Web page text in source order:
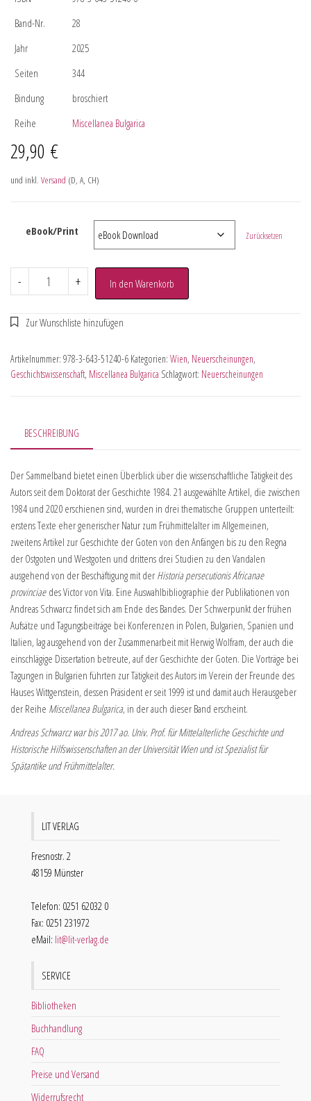
Band-Nr.
28
Jahr
2025
Seiten
344
Bindung
broschiert
Reihe
Miscellanea Bulgarica
29,90 €
und inkl. Versand (D, A, CH)
eBook/Print Zurücksetzen
- + In den Warenkorb
Artikelnummer: 978-3-643-51240-6 Kategorien: Wien, Neuerscheinungen,
Geschichtswissenschaft, Miscellanea Bulgarica Schlagwort: Neuerscheinungen
BESCHREIBUNG
Der Sammelband bietet einen Überblick über die wissenschaftliche Tätigkeit des
Autors seit dem Doktorat der Geschichte 1984. 21 ausgewählte Artikel, die zwischen
1984 und 2020 erschienen sind, wurden in drei thematische Gruppen unterteilt:
erstens Texte eher generischer Natur zum Frühmittelalter im Allgemeinen,
zweitens Artikel zur Geschichte der Goten von den Anfängen bis zu den Regna
der Ostgoten und Westgoten und drittens drei Studien zu den Vandalen
ausgehend von der Beschäftigung mit der Historia persecutionis Africanae
provinciaedes Victor von Vita. Eine Auswahlbibliographie der Publikationen von
Andreas Schwarcz findet sich am Ende des Bandes. Der Schwerpunkt der frühen
Aufsätze und Tagungsbeiträge bei Konferenzen in Polen, Bulgarien, Spanien und
Italien, lag ausgehend von der Zusammenarbeit mit Herwig Wolfram, der auch die
einschlägige Dissertation betreute, auf der Geschichte der Goten. Die Vorträge bei
Tagungen in Bulgarien führten zur Tätigkeit des Autors im Verein der Freunde des
Hauses Wittgenstein, dessen Präsident er seit 1999 ist und damit auch Herausgeber
der Reihe Miscellanea Bulgarica, in der auch dieser Band erscheint.
Andreas Schwarcz war bis 2017 ao. Univ. Prof. für Mittelalterliche Geschichte und
Historische Hilfswissenschaften an der Universität Wien und ist Spezialist für
Spätantike und Frühmittelalter.
LIT VERLAG
Fresnostr. 2
48159 Münster
Telefon: 0251 62032 0
Fax: 0251 231972
eMail: lit@lit-verlag.de
SERVICE
Bibliotheken
Buchhandlung
FAQ
Preise und Versand
Widerrufsrecht